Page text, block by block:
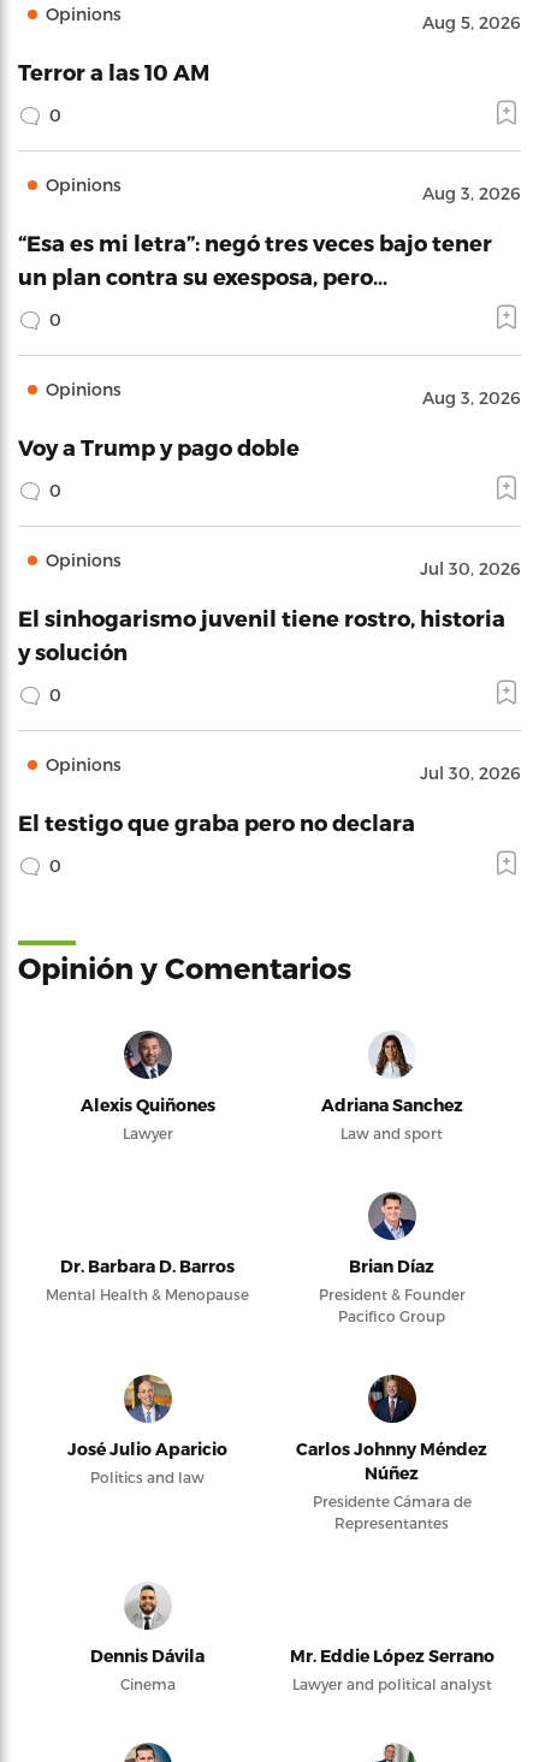
Opinions Aug 5, 2026
Terror a las 10 AM
0
Opinions Aug 3, 2026
“Esa es mi letra”: negó tres veces bajo tener
un plan contra su exesposa, pero…
0
Opinions Aug 3, 2026
Voy a Trump y pago doble
0
Opinions Jul 30, 2026
El sinhogarismo juvenil tiene rostro, historia
y solución
0
Opinions Jul 30, 2026
El testigo que graba pero no declara
0
Opinión y Comentarios
Alexis Quiñones
Lawyer
Adriana Sanchez
Law and sport
Dr. Barbara D. Barros
Mental Health & Menopause
Brian Díaz
President & Founder
Pacifico Group
José Julio Aparicio
Politics and law
Carlos Johnny Méndez
Núñez
Presidente Cámara de
Representantes
Dennis Dávila
Cinema
Mr. Eddie López Serrano
Lawyer and political analyst